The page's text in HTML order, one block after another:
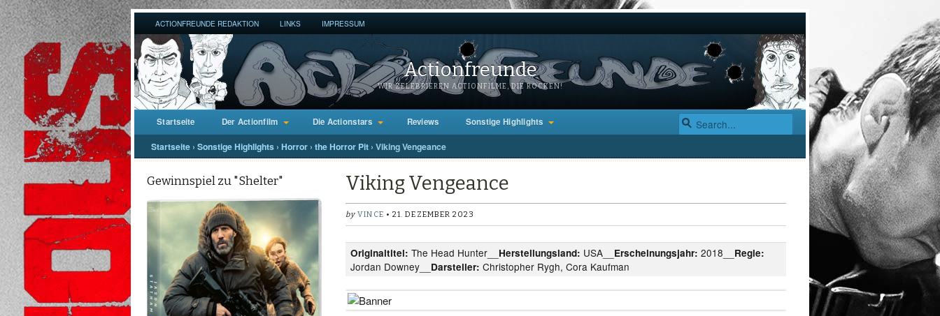
ACTIONFREUNDE REDAKTION LINKS IMPRESSUM
Actionfreunde
WIR ZELEBRIEREN ACTIONFILME, DIE ROCKEN!
Startseite Der Actionfilm Die Actionstars Reviews Sonstige Highlights
Startseite › Sonstige Highlights › Horror › the Horror Pit › Viking Vengeance
Gewinnspiel zu "Shelter" Viking Vengeance
by VINCE • 21. DEZEMBER 2023
Originaltitel: The Head Hunter__ Herstellungsland: USA__ Erscheinungsjahr: 2018__ Regie:
Jordan Downey__ Darsteller: Christopher Rygh, Cora Kaufman